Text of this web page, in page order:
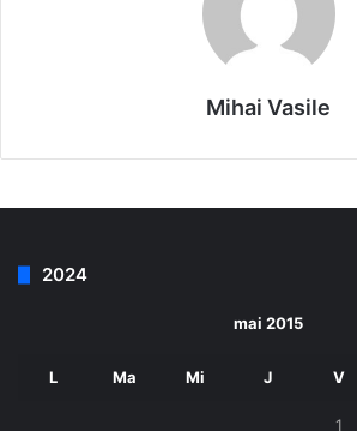
Mihai Vasile
2024
mai 2015
L Ma Mi J V
1